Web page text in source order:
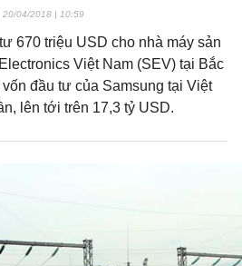
20/04/2018 | 10:59
670 triệu USD cho nhà máy sản
Việt Nam (SEV) tại Bắc
đầu tư của Samsung tại Việt
lên tới trên 17,3 tỷ USD.